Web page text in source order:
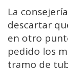
La
descartar
en otro
pedido los
tramo de